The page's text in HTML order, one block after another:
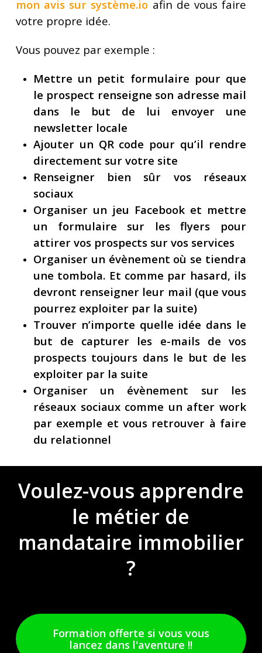
mon avis sur système.io afin de vous faire
votre propre idée.
Vous pouvez par exemple :
Mettre un petit formulaire pour que
le prospect renseigne son adresse mail
dans le but de lui envoyer une
newsletter locale
Ajouter un QR code pour qu’il rendre
directement sur votre site
Renseigner bien sûr vos réseaux
sociaux
Organiser un jeu Facebook et mettre
un formulaire sur les flyers pour
attirer vos prospects sur vos services
Organiser un évènement où se tiendra
une tombola. Et comme par hasard, ils
devront renseigner leur mail (que vous
pourrez exploiter par la suite)
Trouver n’importe quelle idée dans le
but de capturer les e-mails de vos
prospects toujours dans le but de les
exploiter par la suite
Organiser un évènement sur les
réseaux sociaux comme un after work
par exemple et vous retrouver à faire
du relationnel
Voulez-vous apprendre
le métier de
mandataire immobilier
?
Formation offerte si vous vous
lancez dans l'aventure !!